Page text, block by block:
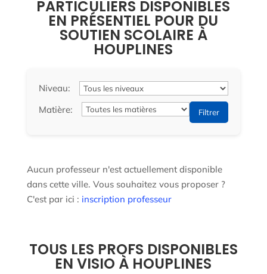
PARTICULIERS DISPONIBLES
EN PRÉSENTIEL POUR DU
SOUTIEN SCOLAIRE À
HOUPLINES
Niveau:
Matière:
Filtrer
Aucun professeur n'est actuellement disponible
dans cette ville. Vous souhaitez vous proposer ?
C'est par ici : inscription professeur
TOUS LES PROFS DISPONIBLES
EN VISIO À HOUPLINES